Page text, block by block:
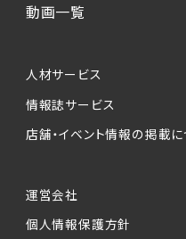
動画一覧
人材サービス
情報誌サービス
店舗・イベント情報の掲載に
運営会社
個人情報保護方針